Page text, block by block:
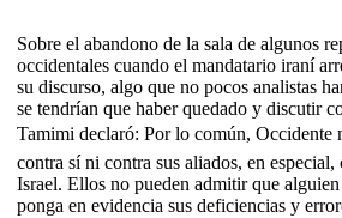
Sobre el abandono de la sala de algunos
occidentales cuando el mandatario iraní
su discurso, algo que no pocos analistas
se tendrían que haber quedado y discutir
Tamimi declaró: Por lo común, Occidente
contra sí ni contra sus aliados, en especial,
Israel. Ellos no pueden admitir que
ponga en evidencia sus deficiencias y